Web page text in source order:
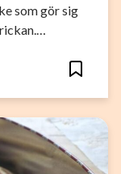
som gör sig